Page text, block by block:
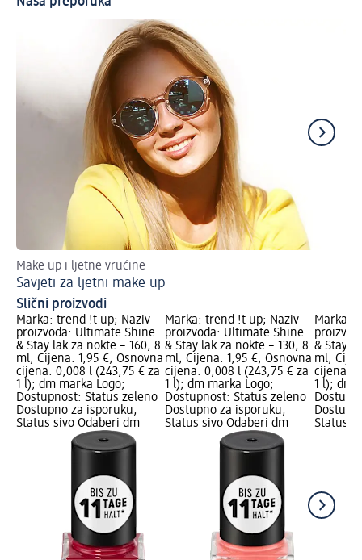
Make up i ljetne vrućine
Savjeti za ljetni make up
Slični proizvodi
Marka: trend !t up; Naziv
proizvoda: Ultimate Shine
& Stay lak za nokte – 160, 8
ml; Cijena: 1,95 €; Osnovna
cijena: 0,008 l (243,75 € za
1 l); dm marka Logo;
Dostupnost: Status zeleno
Dostupno za isporuku,
Status sivo Odaberi dm
Marka: trend !t up; Naziv
proizvoda: Ultimate Shine
& Stay lak za nokte – 130, 8
ml; Cijena: 1,95 €; Osnovna
cijena: 0,008 l (243,75 € za
1 l); dm marka Logo;
Dostupnost: Status zeleno
Dostupno za isporuku,
Status sivo Odaberi dm
Marka:
& Stay
ml;
cijena:
1 l); dm
Status